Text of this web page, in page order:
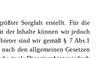
Sorgfalt erstellt. Für die
der Inhalte können wir jedoch
sind wir gemäß § 7 Abs.1
den allgemeinen Gesetzen